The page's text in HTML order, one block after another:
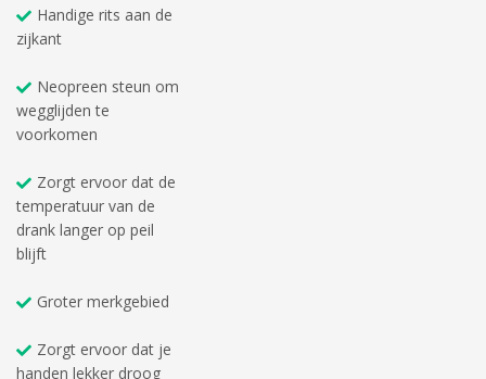
Handige rits aan de
zijkant
Neopreen steun om
wegglijden te
voorkomen
Zorgt ervoor dat de
temperatuur van de
drank langer op peil
blijft
Groter merkgebied
Zorgt ervoor dat je
handen lekker droog